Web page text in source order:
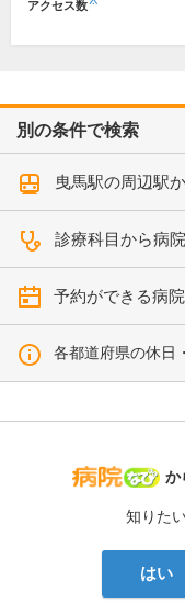
アクセス数
別の条件で検索
曳馬駅の周辺駅
診療科目から病
予約ができる病
各都道府県の休日
病
か
知りた
はい